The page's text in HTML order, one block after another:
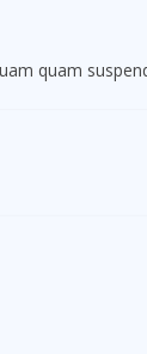
quam